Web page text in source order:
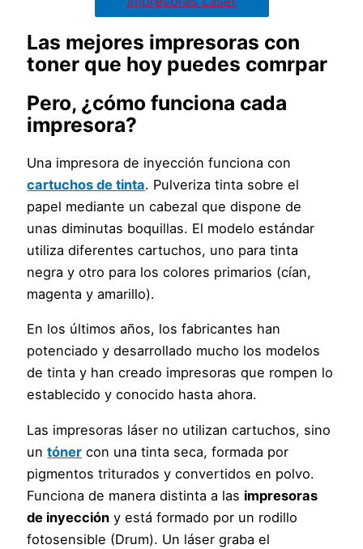
Las mejores impresoras con
toner que hoy puedes comrpar
Pero, ¿cómo funciona cada
impresora?
Una impresora de inyección funciona con
cartuchos de tinta. Pulveriza tinta sobre el
papel mediante un cabezal que dispone de
unas diminutas boquillas. El modelo estándar
utiliza diferentes cartuchos, uno para tinta
negra y otro para los colores primarios (cían,
magenta y amarillo).
En los últimos años, los fabricantes han
potenciado y desarrollado mucho los modelos
de tinta y han creado impresoras que rompen lo
establecido y conocido hasta ahora.
Las impresoras láser no utilizan cartuchos, sino
untóner con una tinta seca, formada por
pigmentos triturados y convertidos en polvo.
Funciona de manera distinta a las impresoras
de inyección y está formado por un rodillo
fotosensible (Drum). Un láser graba el